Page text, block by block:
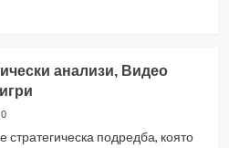
анализи, Видео
0
подредба, която